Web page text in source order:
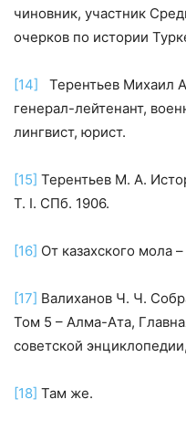
чиновник, участник
очерков по истории
[14]
Терентьев Михаил
генерал-лейтенант,
лингвист, юрист.
[15] Терентьев М. А.
Т. I. СПб. 1906.
[16] От казахского мола
[17] Валиханов Ч. Ч.
Том 5 – Алма-Ата,
советской
[18] Там же.